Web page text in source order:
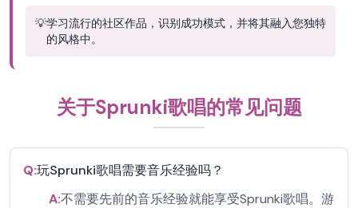
💡学习流行的社区作品，识别成功模式，并将其融入您独特
的风格中。
关于Sprunki歌唱的常见问题
Q:玩Sprunki歌唱需要音乐经验吗？
A:不需要先前的音乐经验就能享受Sprunki歌唱。游